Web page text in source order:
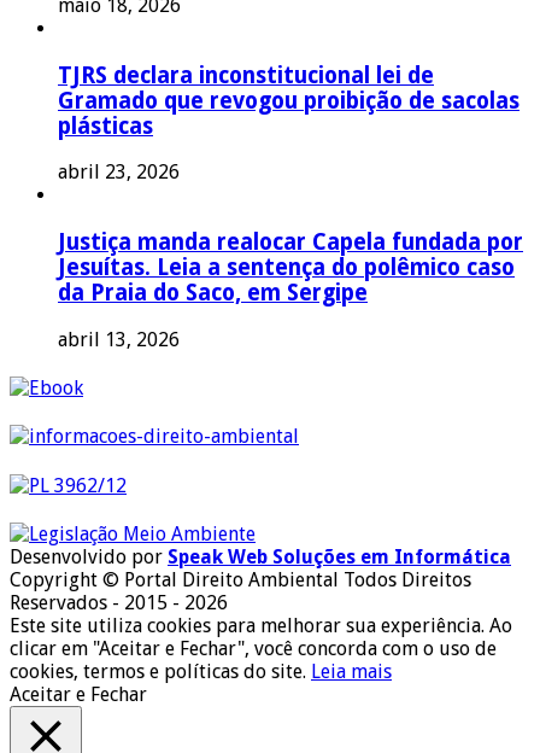
maio 18, 2026
TJRS declara inconstitucional lei de
Gramado que revogou proibição de sacolas
plásticas
abril 23, 2026
Justiça manda realocar Capela fundada por
Jesuítas. Leia a sentença do polêmico caso
da Praia do Saco, em Sergipe
abril 13, 2026
Desenvolvido por Speak Web Soluções em Informática
Copyright © Portal Direito Ambiental Todos Direitos
Reservados - 2015 - 2026
Este site utiliza cookies para melhorar sua experiência. Ao
clicar em "Aceitar e Fechar", você concorda com o uso de
cookies, termos e políticas do site. Leia mais
Aceitar e Fechar